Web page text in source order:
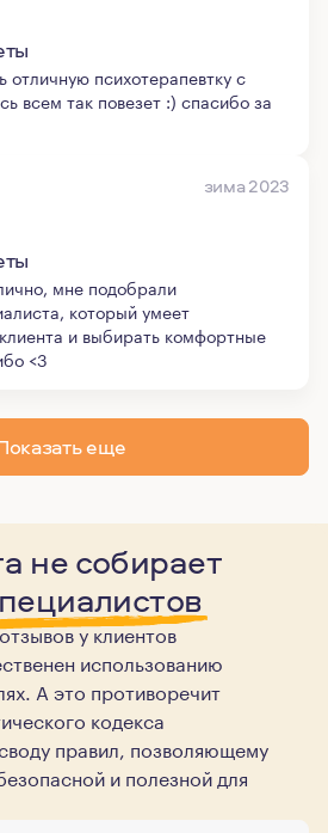
отличную психотерапевтку с
всем так повезет :) спасибо за
зима 2023
мне подобрали
который умеет
и выбирать комфортные
<3
еще
не собирает
у клиентов
использованию
А это противоречит
кодекса
правил, позволяющему
и полезной для